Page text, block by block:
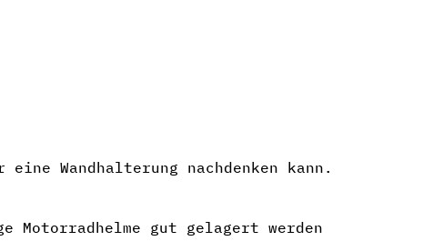
Wandhalterung nachdenken kann.
gut gelagert werden